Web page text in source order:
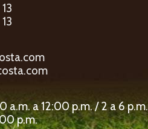
a.m. a 12:00 p.m. / 2 a 6 p.m.
p.m.